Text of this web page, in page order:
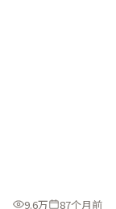
9.6万 87个月前